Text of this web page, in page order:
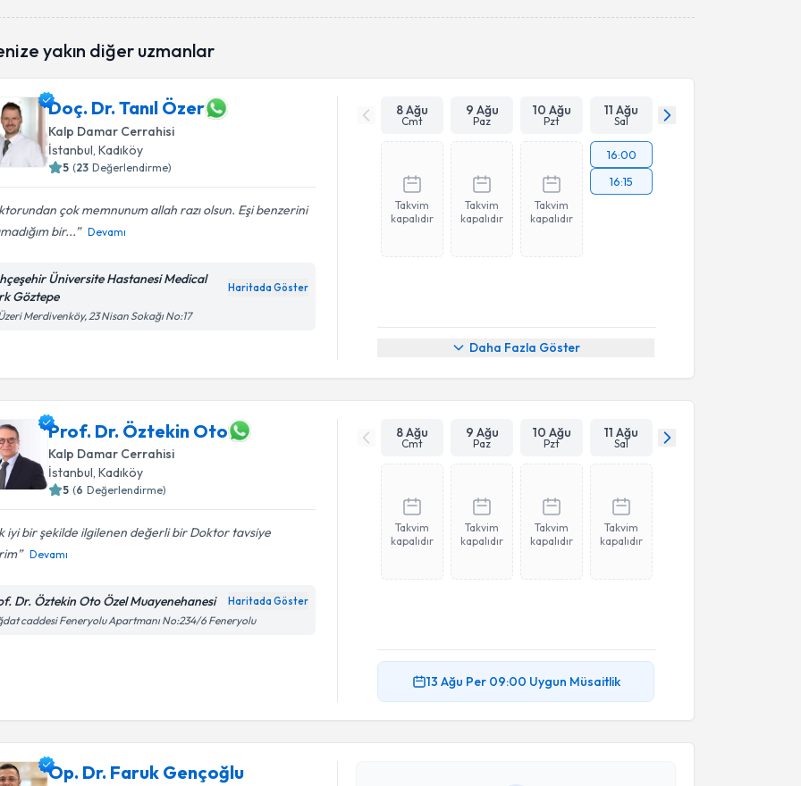
yakın diğer uzmanlar
Doç. Dr. Tanıl Özer
Kalp Damar Cerrahisi
İstanbul , Kadıköy
5 (23 Değerlendirme)
çok memnunum allah razı olsun. Eşi benzerini
bir...
Devamı
Üniversite Hastanesi Medical
Göztepe
Haritada Göster
Merdivenköy, 23 Nisan Sokağı No:17
8 Ağu
Cmt
9 Ağu
Paz
10 Ağu
Pzt
11 Ağu
Sal
Takvim
kapalıdır
Takvim
kapalıdır
Takvim
kapalıdır
16:00
16:15
Daha Fazla Göster
Prof. Dr. Öztekin Oto
Kalp Damar Cerrahisi
İstanbul, Kadıköy
5 (6 Değerlendirme)
iyi bir şekilde ilgilenen değerli bir Doktor tavsiye
Devamı
Dr. Öztekin Oto Özel Muayenehanesi Haritada Göster
caddesi Feneryolu Apartmanı No:234/6 Feneryolu
8 Ağu
Cmt
9 Ağu
Paz
10 Ağu
Pzt
11 Ağu
Sal
Takvim
kapalıdır
Takvim
kapalıdır
Takvim
kapalıdır
Takvim
kapalıdır
13 Ağu Per 09:00 Uygun Müsaitlik
Op. Dr. Faruk Gençoğlu
Randevu Takvimi Talebi